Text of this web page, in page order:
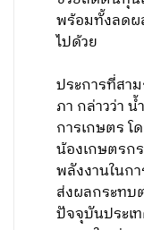
พร้อมทั้งลดผ
ไปด้วย
ประการที่สา
ภา กล่าวว่า
การเกษตร โ
น้องเกษตรก
พลังงานในก
ส่งผลกระทบ
ปัจจุบันประเ